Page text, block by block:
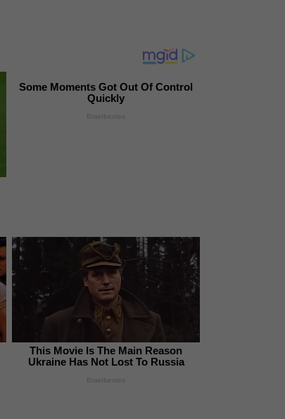
Some Moments Got Out Of Control
Quickly
Brainberries
This Movie Is The Main Reason
Ukraine Has Not Lost To Russia
Brainberries